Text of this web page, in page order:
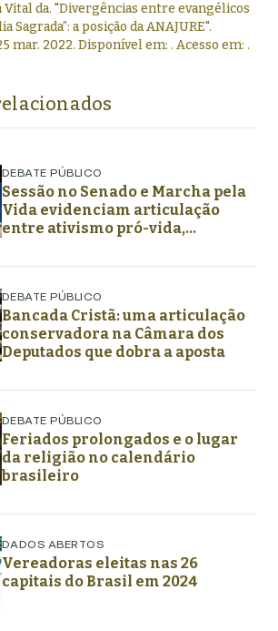
Vital da. "Divergências entre evangélicos
Sagrada”: a posição da ANAJURE".
mar. 2022. Disponível em: . Acesso em: .
DEBATE PÚBLICO
Sessão no Senado e Marcha pela
Vida evidenciam articulação
entre ativismo pró-vida,
representação política
DEBATE PÚBLICO
Bancada Cristã: uma articulação
conservadora na Câmara dos
Deputados que dobra a aposta
DEBATE PÚBLICO
Feriados prolongados e o lugar
da religião no calendário
brasileiro
DADOS ABERTOS
Vereadoras eleitas nas 26
capitais do Brasil em 2024